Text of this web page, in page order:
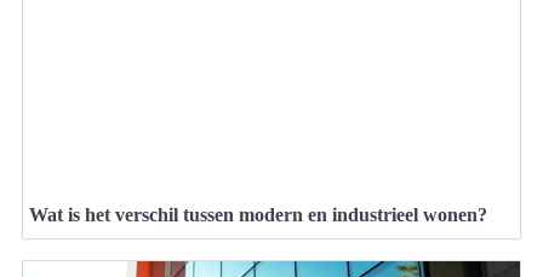
Wat is het verschil tussen modern en industrieel wonen?